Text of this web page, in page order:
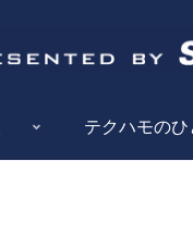
テクハモのひ